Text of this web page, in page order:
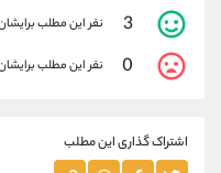
3 نفر این مطلب
0 نفر این مطلب
اشتراک گذاری این مطلب